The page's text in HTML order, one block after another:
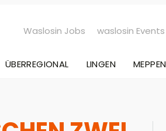
Waslosin Jobs waslosin Events
ÜBERREGIONAL LINGEN MEPPEN